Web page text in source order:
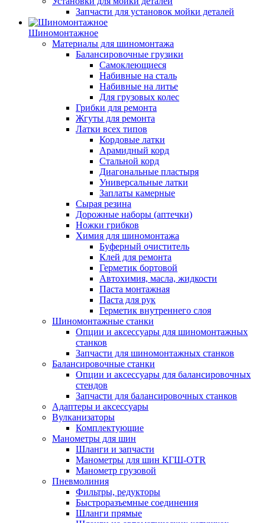
Запчасти для установок мойки деталей
Шиномонтажное
Материалы для шиномонтажа
Балансировочные грузики
Самоклеющиеся
Набивные на сталь
Набивные на литье
Для грузовых колес
Грибки для ремонта
Жгуты для ремонта
Латки всех типов
Кордовые латки
Арамидный корд
Стальной корд
Диагональные пластыря
Универсальные латки
Заплаты камерные
Сырая резина
Дорожные наборы (аптечки)
Ножки грибков
Химия для шиномонтажа
Буферный очиститель
Клей для ремонта
Герметик бортовой
Автохимия, масла, жидкости
Паста монтажная
Паста для рук
Герметик внутреннего слоя
Шиномонтажные станки
Опции и аксессуары для шиномонтажных
станков
Запчасти для шиномонтажных станков
Балансировочные станки
Опции и аксессуары для балансировочных
стендов
Запчасти для балансировочных станков
Адаптеры и аксессуары
Вулканизаторы
Комплектующие
Манометры для шин
Шланги и запчасти
Манометры для шин КГШ-OTR
Манометр грузовой
Пневмолиния
Фильтры, редукторы
Быстроразъемные соединения
Шланги прямые